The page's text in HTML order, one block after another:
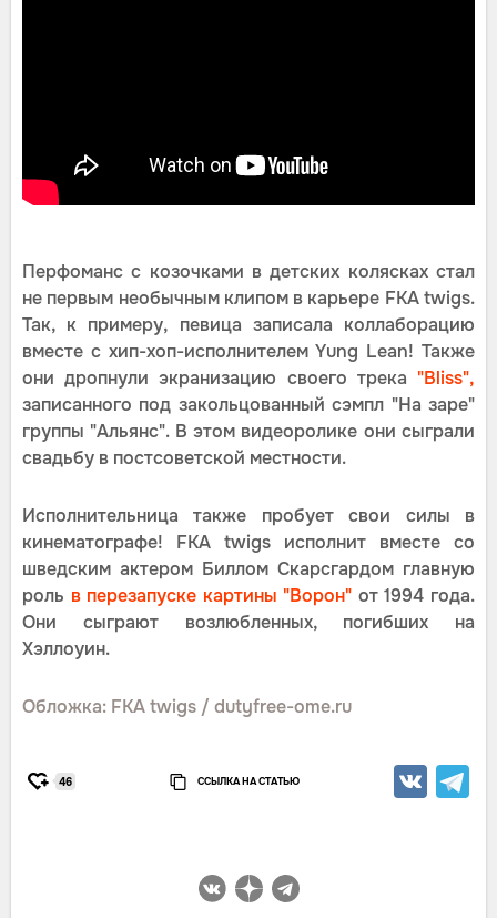
Перфоманс с козочками в детских колясках стал
не первым необычным клипом в карьере FKA twigs.
Так, к примеру, певица записала коллаборацию
вместе с хип-хоп-исполнителем Yung Lean! Также
они дропнули экранизацию своего трека "Bliss",
записанного под закольцованный сэмпл "На заре"
группы "Альянс". В этом видеоролике они сыграли
свадьбу в постсоветской местности.
Исполнительница также пробует свои силы в
кинематографе! FKA twigs исполнит вместе со
шведским актером Биллом Скарсгардом главную
роль в перезапуске картины "Ворон" от 1994 года.
Они сыграют возлюбленных, погибших на
Хэллоуин.
Обложка: FKA twigs / dutyfree-ome.ru
46 ССЫЛКА НА СТАТЬЮ